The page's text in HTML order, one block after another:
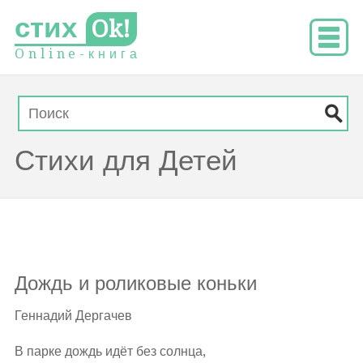
стих Ok!
O n l i n e - к н и г а
Стихи для Детей
Дождь и роликовые коньки
Геннадий Дергачев
В парке дождь идёт без солнца,